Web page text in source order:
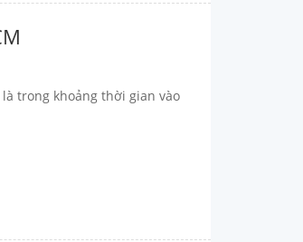
trong khoảng thời gian vào